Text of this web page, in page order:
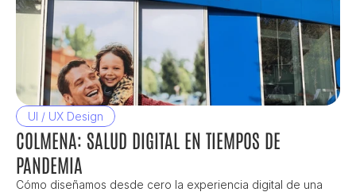
UI / UX Design
COLMENA: SALUD DIGITAL EN TIEMPOS DE
PANDEMIA
Cómo diseñamos desde cero la experiencia digital de una